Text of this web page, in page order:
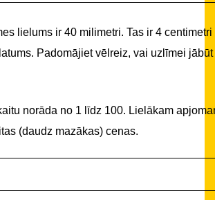
lielums ir 40 milimetri. Tas ir 4 centimetri
Padomājiet vēlreiz, vai uzlīmei jābūt
norāda no 1 līdz 100. Lielākam
(daudz mazākas) cenas.